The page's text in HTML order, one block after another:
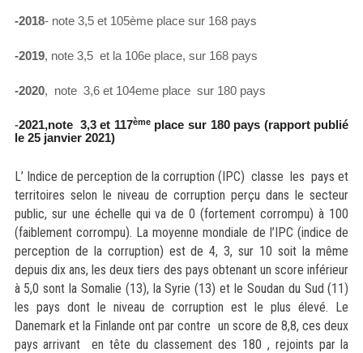
-2018- note 3,5 et 105ème place sur 168 pays
-2019, note 3,5 et la 106e place, sur 168 pays
-2020, note 3,6 et 104eme place sur 180 pays
-2021,note 3,3 et 117èmeplace sur 180 pays (rapport publié
le 25 janvier 2021)
L’ Indice de perception de la corruption (IPC) classe les pays et
territoires selon le niveau de corruption perçu dans le secteur
public, sur une échelle qui va de 0 (fortement corrompu) à 100
(faiblement corrompu). La moyenne mondiale de l’IPC (indice de
perception de la corruption) est de 4, 3, sur 10 soit la même
depuis dix ans, les deux tiers des pays obtenant un score inférieur
à 5,0 sont la Somalie (13), la Syrie (13) et le Soudan du Sud (11)
les pays dont le niveau de corruption est le plus élevé. Le
Danemark et la Finlande ont par contre un score de 8,8, ces deux
pays arrivant en tête du classement des 180 , rejoints par la